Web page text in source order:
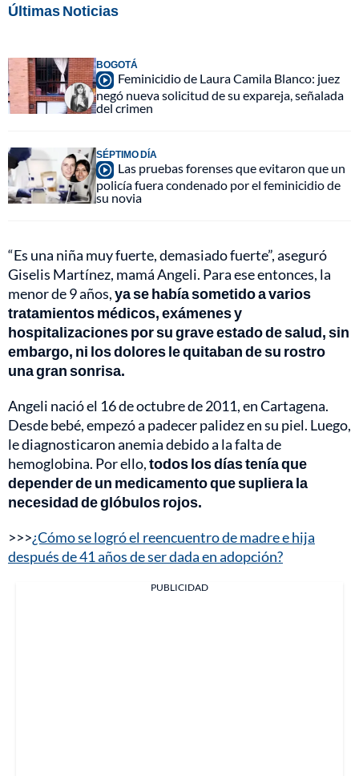
Últimas Noticias
BOGOTÁ
Feminicidio de Laura Camila Blanco: juez
negó nueva solicitud de su expareja, señalada
del crimen
SÉPTIMO DÍA
Las pruebas forenses que evitaron que un
policía fuera condenado por el feminicidio de
su novia
“Es una niña muy fuerte, demasiado fuerte”, aseguró
Giselis Martínez, mamá Angeli. Para ese entonces, la
menor de 9 años,ya se había sometido a varios
tratamientos médicos, exámenes y
hospitalizaciones por su grave estado de salud, sin
embargo, ni los dolores le quitaban de su rostro
una gran sonrisa.
Angeli nació el 16 de octubre de 2011, en Cartagena.
Desde bebé, empezó a padecer palidez en su piel. Luego,
le diagnosticaron anemia debido a la falta de
hemoglobina. Por ello,todos los días tenía que
depender de un medicamento que supliera la
necesidad de glóbulos rojos.
>>>¿Cómo se logró el reencuentro de madre e hija
después de 41 años de ser dada en adopción?
PUBLICIDAD